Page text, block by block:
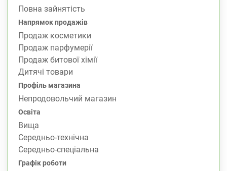
Повна зайнятість
Напрямок продажів
Продаж косметики
Продаж парфумерії
Продаж битової хімії
Дитячі товари
Профіль магазина
Непродовольчий магазин
Освіта
Вища
Середньо-технічна
Середньо-спеціальна
Графік роботи